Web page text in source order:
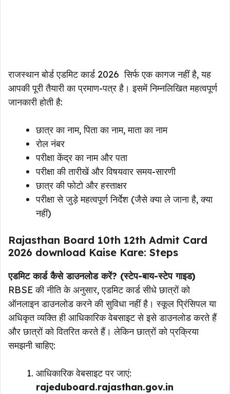
राजस्थान बोर्ड एडमिट कार्ड 2026 सिर्फ एक कागज नहीं है, यह
आपकी पूरी तैयारी का प्रमाण-पत्र है। इसमें निम्नलिखित महत्वपूर्ण
जानकारी होती है:
छात्र का नाम, पिता का नाम, माता का नाम
रोल नंबर
परीक्षा केंद्र का नाम और पता
परीक्षा की तारीखें और विषयवार समय-सारणी
छात्र की फोटो और हस्ताक्षर
परीक्षा से जुड़े महत्वपूर्ण निर्देश (जैसे क्या ले जाना है, क्या
नहीं)
Rajasthan Board 10th 12th Admit Card
2026 download Kaise Kare: Steps
एडमिट कार्ड कैसे डाउनलोड करें? (स्टेप-बाय-स्टेप गाइड)
RBSE की नीति के अनुसार, एडमिट कार्ड सीधे छात्रों को
ऑनलाइन डाउनलोड करने की सुविधा नहीं है। स्कूल प्रिंसिपल या
अधिकृत व्यक्ति ही आधिकारिक वेबसाइट से इसे डाउनलोड करते हैं
और छात्रों को वितरित करते हैं। लेकिन छात्रों को प्रक्रिया
समझनी चाहिए:
आधिकारिक वेबसाइट पर जाएं:
rajeduboard.rajasthan.gov.in